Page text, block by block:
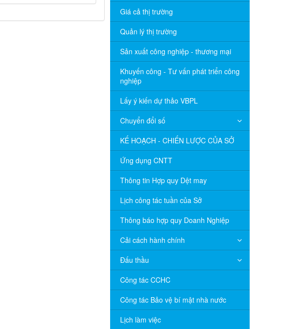
Giá cả thị trường
Quản lý thị trường
Sản xuất công nghiệp - thương mại
Khuyến công - Tư vấn phát triển công
nghiệp
Lấy ý kiến dự thảo VBPL
Chuyển đổi số
KẾ HOẠCH - CHIẾN LƯỢC CỦA SỞ
Ứng dụng CNTT
Thông tin Hợp quy Dệt may
Lịch công tác tuần của Sở
Thông báo hợp quy Doanh Nghiệp
Cải cách hành chính
Đấu thầu
Công tác CCHC
Công tác Bảo vệ bí mật nhà nước
Lịch làm việc